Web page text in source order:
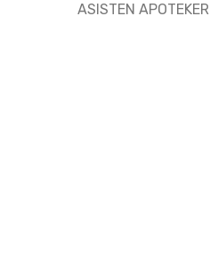
ASISTEN APOTEKER